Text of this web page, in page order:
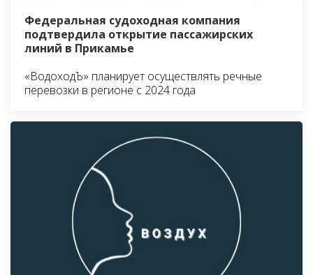
Федеральная судоходная компания
подтвердила открытие пассажирских
линий в Прикамье
«ВодоходЪ» планирует осуществлять речные
перевозки в регионе с 2024 года